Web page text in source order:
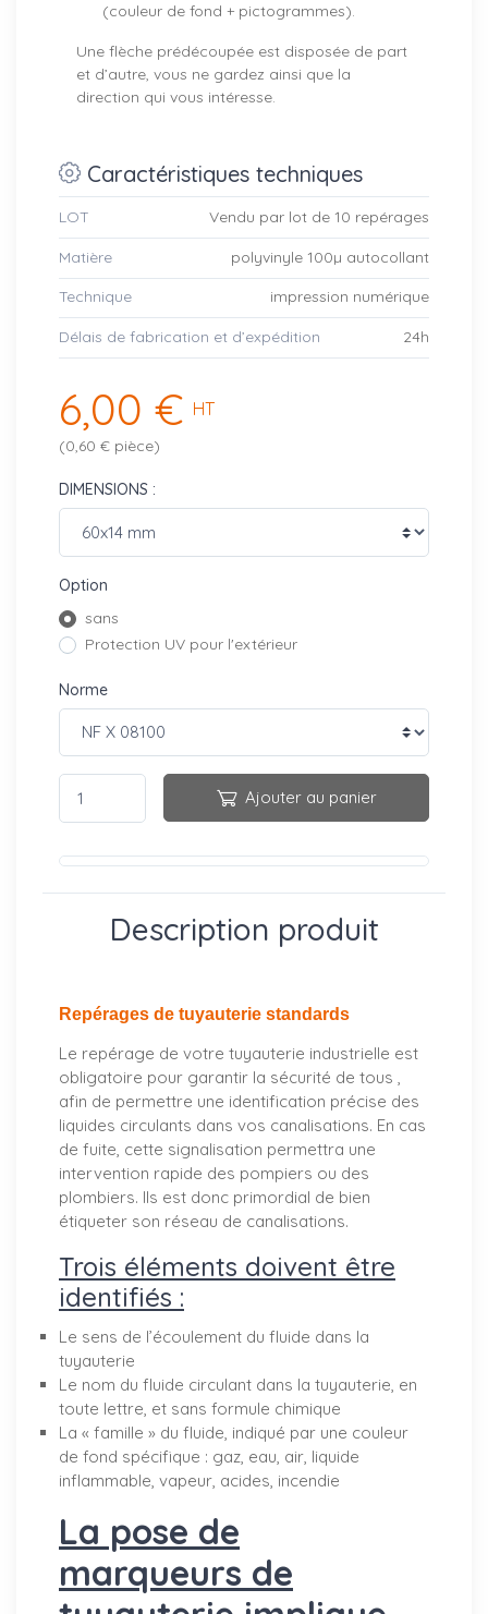
(couleur de fond + pictogrammes).
Une flèche prédécoupée est disposée de part
et d’autre, vous ne gardez ainsi que la
direction qui vous intéresse.
Caractéristiques techniques
LOT Vendu par lot de 10 repérages
Matière polyvinyle 100µ autocollant
Technique impression numérique
Délais de fabrication et d’expédition 24h
6,00 € HT
(0,60 € pièce)
DIMENSIONS :
Option
sans
Protection UV pour l'extérieur
Norme
Ajouter au panier
Description produit
Repérages de tuyauterie standards
Le repérage de votre tuyauterie industrielle est
obligatoire pour garantir la sécurité de tous ,
afin de permettre une identification précise des
liquides circulants dans vos canalisations. En cas
de fuite, cette signalisation permettra une
intervention rapide des pompiers ou des
plombiers. Ils est donc primordial de bien
étiqueter son réseau de canalisations.
Trois éléments doivent être
identifiés :
Le sens de l’écoulement du fluide dans la
tuyauterie
Le nom du fluide circulant dans la tuyauterie, en
toute lettre, et sans formule chimique
La « famille » du fluide, indiqué par une couleur
de fond spécifique : gaz, eau, air, liquide
inflammable, vapeur, acides, incendie
La pose de
marqueurs de